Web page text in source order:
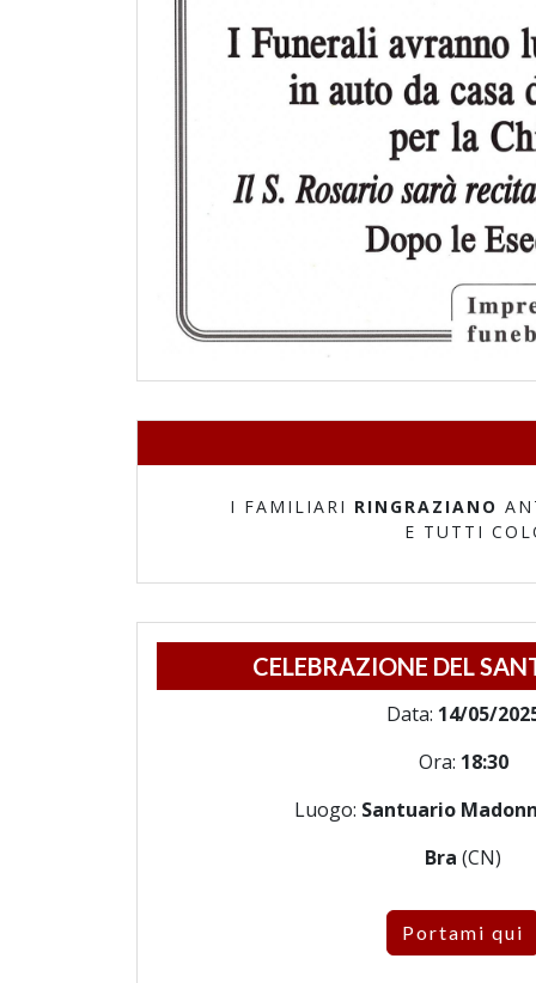
I FAMILIARI RINGRAZIANO
E TUTTI
CELEBRAZIONE DEL
Data: 14/05/
Ora: 18:30
Luogo: Santuario
Bra (CN)
Portami qui